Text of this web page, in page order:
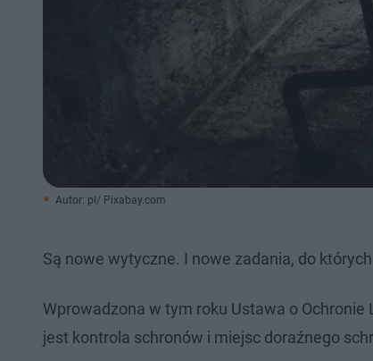
Autor: pl/ Pixabay.com
Są nowe wytyczne. I nowe zadania, do
Wprowadzona w tym roku Ustawa o
jest kontrola schronów i miejsc doraźnego